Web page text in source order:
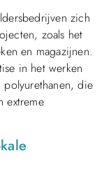
zich
zoals het
en magazijnen.
in het werken
polyurethanen, die
extreme